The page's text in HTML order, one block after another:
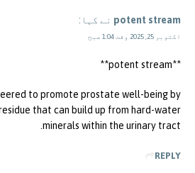
potent stream نے کہا:
اکتوبر 25, 2025 وقت 1:04 صبح
**potent stream**
to promote prostate well-being by
that can build up from hard-water
minerals within the urinary tract.
REPLY